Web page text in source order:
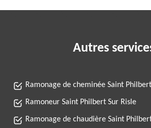
Autres
Ramonage de cheminée Saint
Ramoneur Saint Philbert Sur Risle
Ramonage de chaudière Saint